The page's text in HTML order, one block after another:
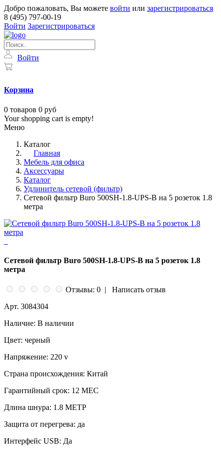
Добро пожаловать, Вы можете войти или зарегистрироваться
8 (495) 797-00-19
Войти Зарегистрироваться
Войти
Корзина
0 товаров 0 руб
Your shopping cart is empty!
Меню
Каталог
Главная
Мебель для офиса
Аксессуары
Каталог
Удлинитель сетевой (фильтр)
Сетевой фильтр Buro 500SH-1.8-UPS-B на 5 розеток 1.8
метра
Сетевой фильтр Buro 500SH-1.8-UPS-B на 5 розеток 1.8
метра
Отзывы: 0 |
Написать отзыв
Арт. 3084304
Наличие: В наличии
Цвет: черный
Напряжение: 220 v
Страна происхождения: Китай
Гарантийный срок: 12 МЕС
Длина шнура: 1.8 МЕТР
Защита от перегрева: да
Интерфейс USB: Да